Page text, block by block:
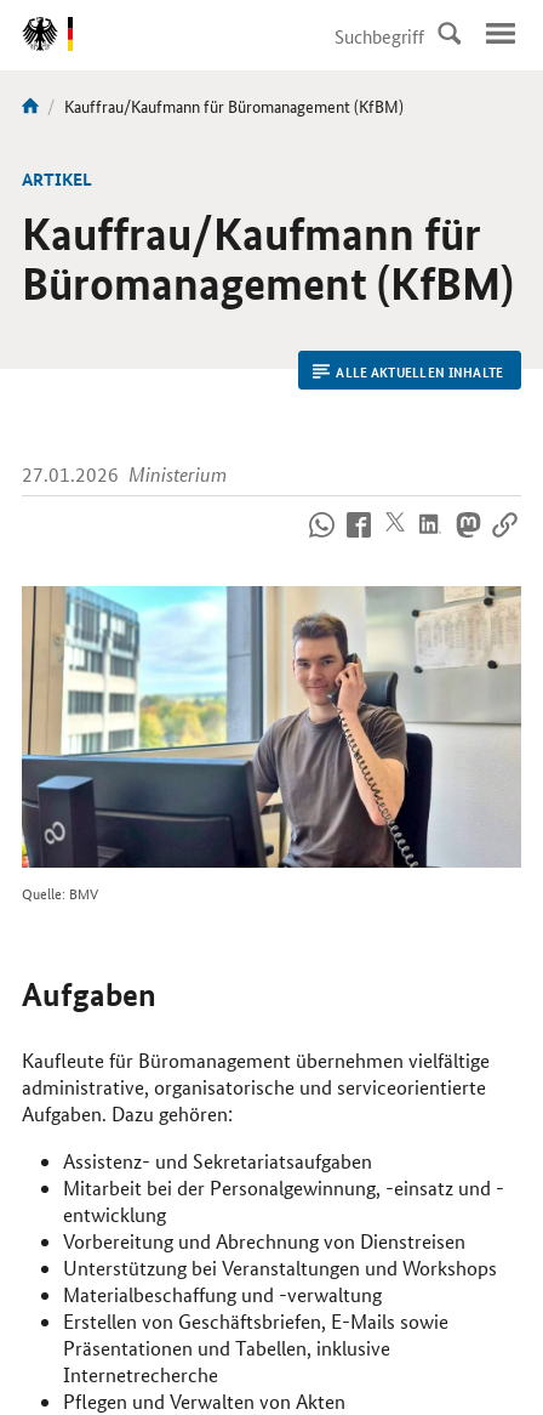
DirektZu:
Navigation
Sie
hier:
Aktuelle
Kauffrau/Kaufmann für Büromanagement (KfBM)
ARTIKEL
Kauffrau/Kaufmann für
Büromanagement (KfBM)
ALLE AKTUELLEN INHALTE
27.01.2026 Ministerium
uns
im
Internet
Quelle: BMV
Aufgaben
Kaufleute für Büromanagement übernehmen vielfältige
administrative, organisatorische und serviceorientierte
Aufgaben. Dazu gehören:
Assistenz- und Sekretariatsaufgaben
Mitarbeit bei der Personalgewinnung, -einsatz und -
entwicklung
Vorbereitung und Abrechnung von Dienstreisen
Unterstützung bei Veranstaltungen und Workshops
Materialbeschaffung und -verwaltung
Erstellen von Geschäftsbriefen, E-Mails sowie
Präsentationen und Tabellen, inklusive
Internetrecherche
Pflegen und Verwalten von Akten